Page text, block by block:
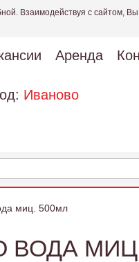
Взаимодействуя с сайтом,
Аренда
Иваново
миц. 500мл
ВОДА